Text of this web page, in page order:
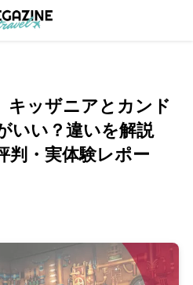
キッザニアとカンド
いい？違いを解説
判・実体験レポー